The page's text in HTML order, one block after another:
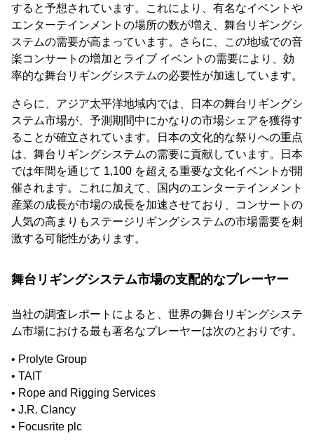
すると予想されています。これにより、有名なイベントや
エンターテインメントの場所の数が増え、舞台リギングシ
ステムの需要が高まっています。さらに、この地域での音
楽コンサートの増加とライブ イベントの需要により、効
率的な舞台リギングシステムの必要性が加速しています。
さらに、アジア太平洋地域内では、日本の舞台リギングシ
ステム市場が、予測期間中にかなりの市場シェアを獲得す
ることが確立されています。日本の文化的な祭りへの重点
は、舞台リギングシステムの需要に貢献しています。日本
では年間を通じて 1,100 を超える重要な文化イベントが開
催されます。これに加えて、国内のエンターテインメント
産業の成長が市場の成長を加速させており、コンサートの
人気の高まりもステージリギングシステムの市場需要を刺
激する可能性があります。
舞台リギングシステム市場の支配的なプレーヤー
当社の調査レポートによると、世界の舞台リギングシステ
ム市場における最も著名なプレーヤーは次のとおりです。
• Prolyte Group
• TAIT
• Rope and Rigging Services
• J.R. Clancy
• Focusrite plc